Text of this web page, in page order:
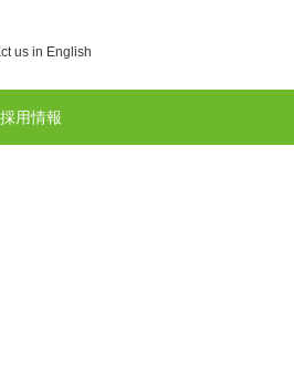
us in English
採用情報